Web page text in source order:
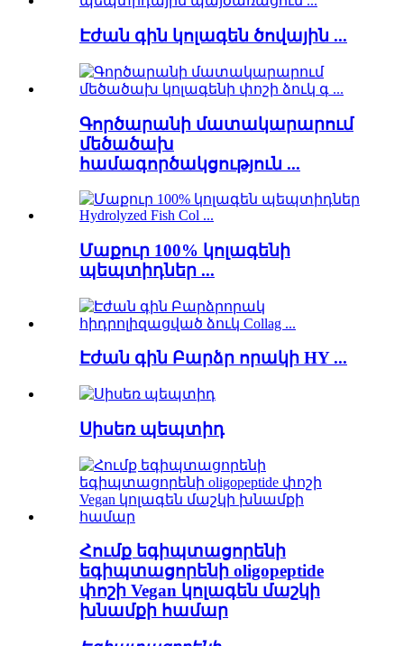
Էժան գին կոլագեն ծովային ...
Գործարանի մատակարարում
մեծածախ
համագործակցություն ...
Մաքուր 100% կոլագենի
պեպտիդներ ...
Էժան գին Բարձր որակի HY ...
Սիսեռ պեպտիդ
Հումք եգիպտացորենի
եգիպտացորենի oligopeptide
փոշի Vegan կոլագեն մաշկի
խնամքի համար